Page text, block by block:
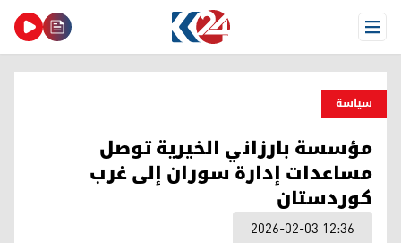
Open Menu
سیاسة
مؤسسة بارزاني الخيرية توصل
مساعدات إدارة سوران إلى غرب
كوردستان
2026-02-03 12:36